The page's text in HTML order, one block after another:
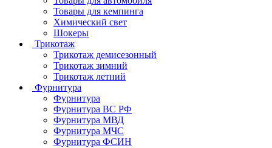
Товары для кемпинга
Химический свет
Шокеры
Трикотаж
Трикотаж демисезонный
Трикотаж зимний
Трикотаж летний
Фурнитура
Фурнитура
Фурнитура ВС РФ
Фурнитура МВД
Фурнитура МЧС
Фурнитура ФСИН